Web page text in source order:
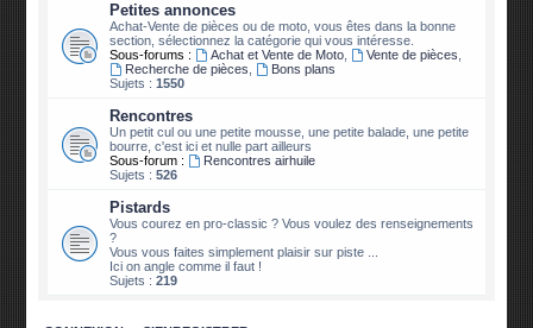
Petites annonces
Achat-Vente de pièces ou de moto, vous êtes dans la bonne
section, sélectionnez la catégorie qui vous intéresse.
Sous-forums :
Achat et Vente de Moto Vente de pièces
Recherche de pièces
Bons plans
Sujets :1550
Rencontres
Un petit cul ou une petite mousse, une petite balade, une petite
bourre, c'est ici et nulle part ailleurs
Sous-forum :
Rencontres airhuile
Sujets :526
Pistards
Vous courez en pro-classic ? Vous voulez des renseignements
?
Vous vous faites simplement plaisir sur piste ...
Ici on angle comme il faut !
Sujets :219